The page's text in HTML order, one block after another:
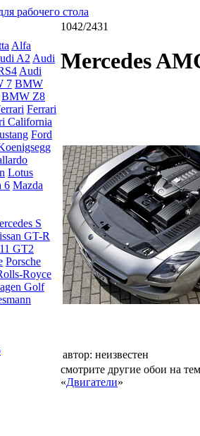
рабочего стола
Alfa
A2 Audi
Audi
7 BMW
BMW Z8
Ferrari
California
Ford
Lotus
6 Mazda
S
GT-R
GT2
Porsche
Royce
Golf
1042/2431
Mercedes
автор: неизвестен
смотрите другие обои на
«Двигатели»